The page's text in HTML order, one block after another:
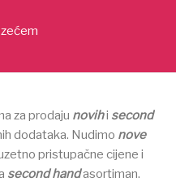
za prodaju novihi second
dodataka. Nudimo nove
pristupačne cijene i
second handasortiman.